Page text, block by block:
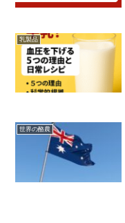
乳製品
世界の酪農